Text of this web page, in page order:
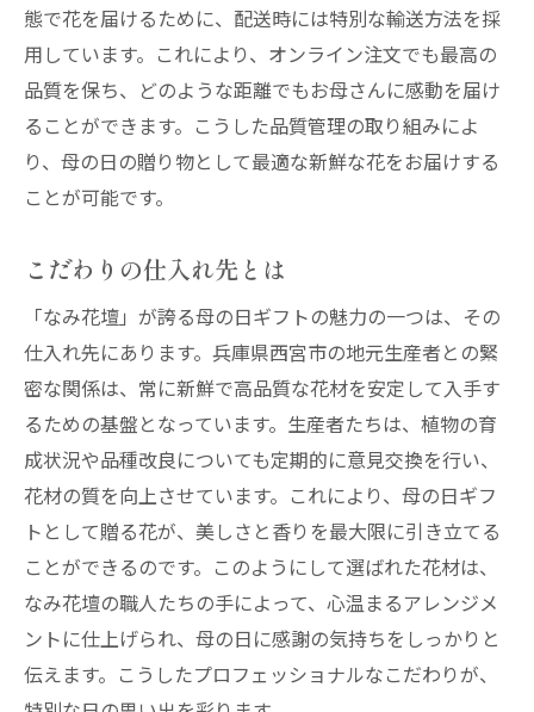
態で花を届けるために、配送時には特別な輸送方法を採
用しています。これにより、オンライン注文でも最高の
品質を保ち、どのような距離でもお母さんに感動を届け
ることができます。こうした品質管理の取り組みによ
り、母の日の贈り物として最適な新鮮な花をお届けする
ことが可能です。
こだわりの仕入れ先とは
「なみ花壇」が誇る母の日ギフトの魅力の一つは、その
仕入れ先にあります。兵庫県西宮市の地元生産者との緊
密な関係は、常に新鮮で高品質な花材を安定して入手す
るための基盤となっています。生産者たちは、植物の育
成状況や品種改良についても定期的に意見交換を行い、
花材の質を向上させています。これにより、母の日ギフ
トとして贈る花が、美しさと香りを最大限に引き立てる
ことができるのです。このようにして選ばれた花材は、
なみ花壇の職人たちの手によって、心温まるアレンジメ
ントに仕上げられ、母の日に感謝の気持ちをしっかりと
伝えます。こうしたプロフェッショナルなこだわりが、